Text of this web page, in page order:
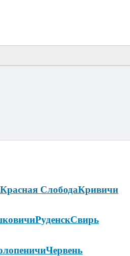
Красная СлободаКривичи
РуденскСвирь
Червень